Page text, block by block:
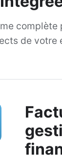
complète
de votre